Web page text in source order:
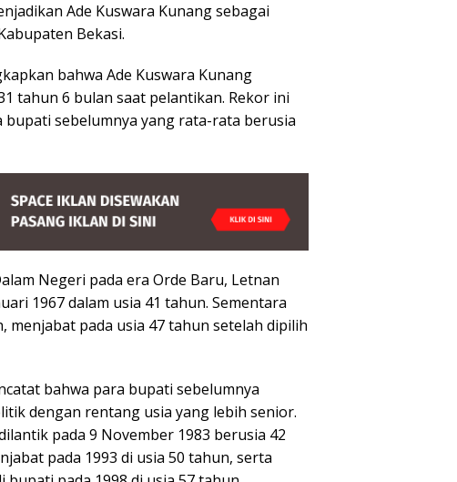
Ade Kuswara Kunang sebagai
Bekasi.
bahwa Ade Kuswara Kunang
tahun 6 bulan saat pelantikan. Rekor ini
sebelumnya yang rata-rata berusia
Negeri pada era Orde Baru, Letnan
1967 dalam usia 41 tahun. Sementara
menjabat pada usia 47 tahun setelah dipilih
bahwa para bupati sebelumnya
dengan rentang usia yang lebih senior.
pada 9 November 1983 berusia 42
pada 1993 di usia 50 tahun, serta